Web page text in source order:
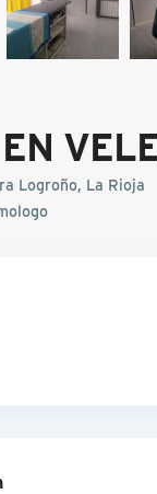
Logroño, La Rioja